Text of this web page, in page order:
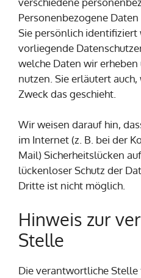
Personenbezogene
Sie persönlich
vorliegende
welche Daten wir
nutzen. Sie erläutert
Zweck das geschieht.
Wir weisen darauf hin,
im Internet (z. B. bei der
Mail) Sicherheitslücken
lückenloser Schutz der
Dritte ist nicht möglich.
Hinweis zur
Stelle
Die verantwortliche Stelle